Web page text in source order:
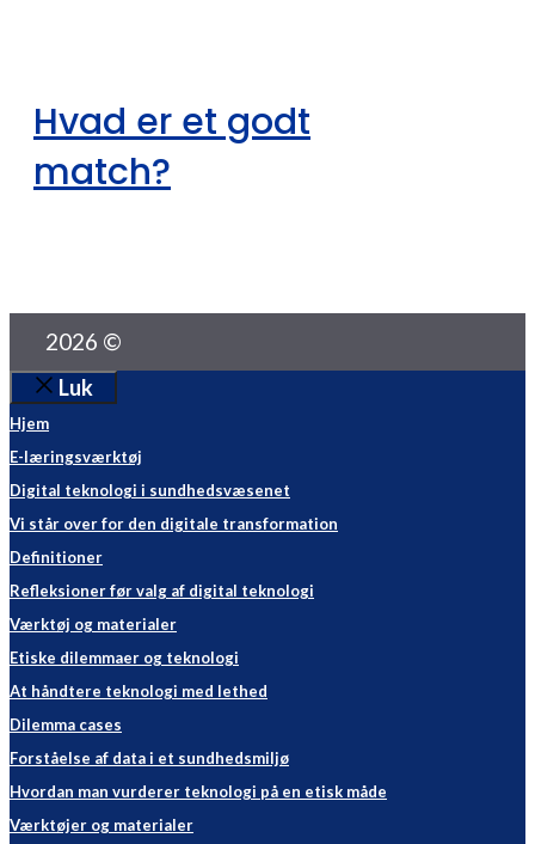
Hvad er et godt
match?
2026 ©
Luk
Hjem
E-læringsværktøj
Digital teknologi i sundhedsvæsenet
Vi står over for den digitale transformation
Definitioner
Refleksioner før valg af digital teknologi
Værktøj og materialer
Etiske dilemmaer og teknologi
At håndtere teknologi med lethed
Dilemma cases
Forståelse af data i et sundhedsmiljø
Hvordan man vurderer teknologi på en etisk måde
Værktøjer og materialer